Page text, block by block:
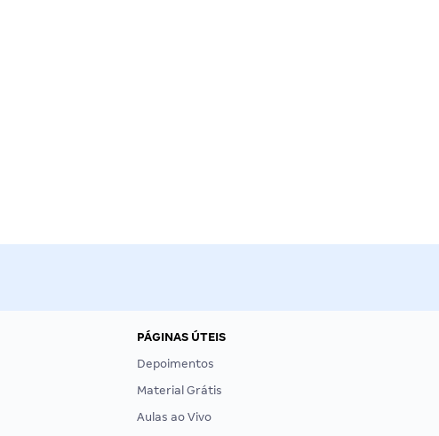
PÁGINAS ÚTEIS
Depoimentos
Material Grátis
Aulas ao Vivo